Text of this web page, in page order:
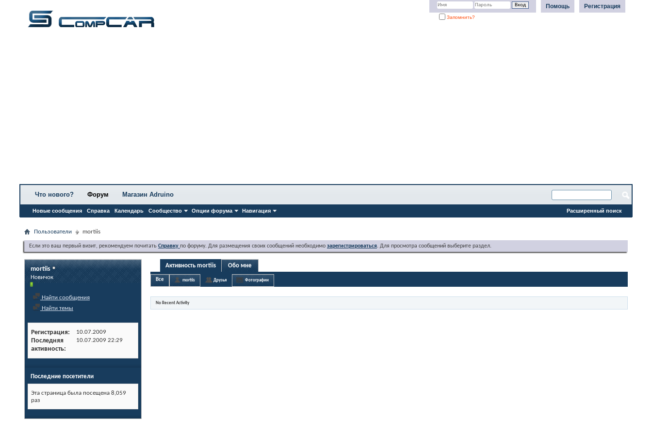
Регистрация
Помощь
Запомнить?
Что нового? Форум
Новые сообщения Справка Календарь Сообщество Опции форума Навигация
Магазин Adruino
Расширенный поиск
Пользователи mortiis
Если это ваш первый визит, рекомендуем почитать Справку по форуму. Для размещения своих сообщений необходимо зарегистрироваться. Для просмотра сообщений выберите раздел.
mortiis
Новичок
Найти сообщения
Найти темы
Регистрация 10.07.2009
Последняя
активность
10.07.2009 22:29
Последние посетители
Эта страница была посещена 8,059
раз
Активность mortiis Обо мне
Все mortiis Друзья Фотографии
No Recent Activity